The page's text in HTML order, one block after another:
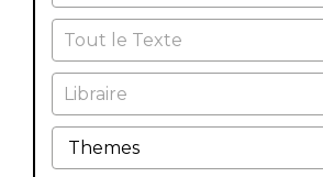
Tout le Texte
Libraire
Themes